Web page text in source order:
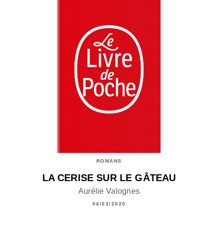
ROMANS
LA CERISE SUR LE GÂTEAU
Aurélie Valognes
04/03/2020